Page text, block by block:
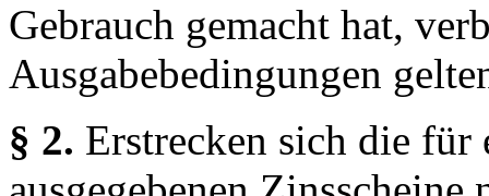
Gebrauch gemacht hat,
Ausgabebedingungen
§ 2. Erstrecken sich die für